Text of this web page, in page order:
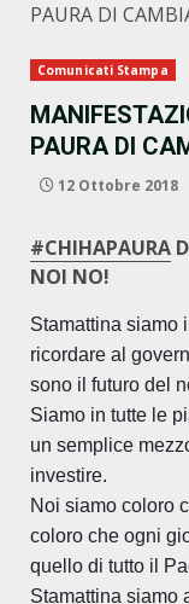
PAURA DI
Comunicati Stampa
PAURA DI
12 Ottobre 2018
#CHIHAPAURA
NOI NO!
Stamattina siamo
ricordare al
sono il futuro del
Siamo in tutte le
un semplice
investire.
Noi siamo coloro
coloro che ogni
quello di tutto il
Stamattina siamo